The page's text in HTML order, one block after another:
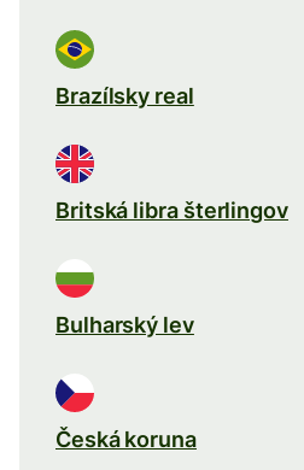
Brazílsky real
Britská libra šterlingov
Bulharský lev
Česká koruna